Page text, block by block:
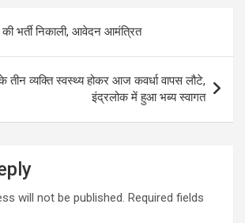
की भर्ती निकाली, आवेदन आमंत्रित
तीन व्यक्ति स्वस्थ्य होकर आज कवर्धा वापस लौटे,
इंद्रलोक में हुआ भब्य स्वागत
will not be published. Required fields